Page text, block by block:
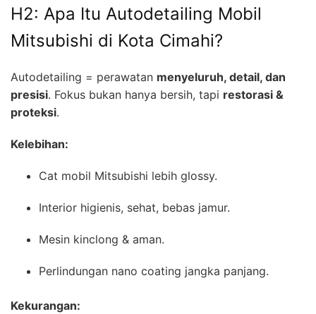
H2: Apa Itu Autodetailing Mobil
Mitsubishi di Kota Cimahi?
Autodetailing = perawatan menyeluruh, detail, dan
presisi. Fokus bukan hanya bersih, tapi restorasi &
proteksi.
Kelebihan:
Cat mobil Mitsubishi lebih glossy.
Interior higienis, sehat, bebas jamur.
Mesin kinclong & aman.
Perlindungan nano coating jangka panjang.
Kekurangan: